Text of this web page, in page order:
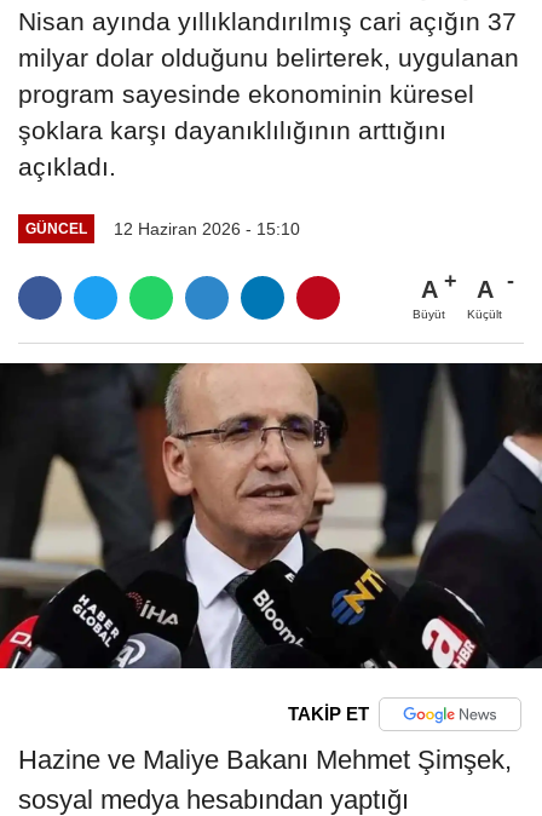
Nisan ayında yıllıklandırılmış cari açığın 37
milyar dolar olduğunu belirterek, uygulanan
program sayesinde ekonominin küresel
şoklara karşı dayanıklılığının arttığını
açıkladı.
GÜNCEL 12 Haziran 2026 - 15:10
A
Büyüt
A
Küçült
TAKİP ET
Hazine ve Maliye Bakanı Mehmet Şimşek,
sosyal medya hesabından yaptığı